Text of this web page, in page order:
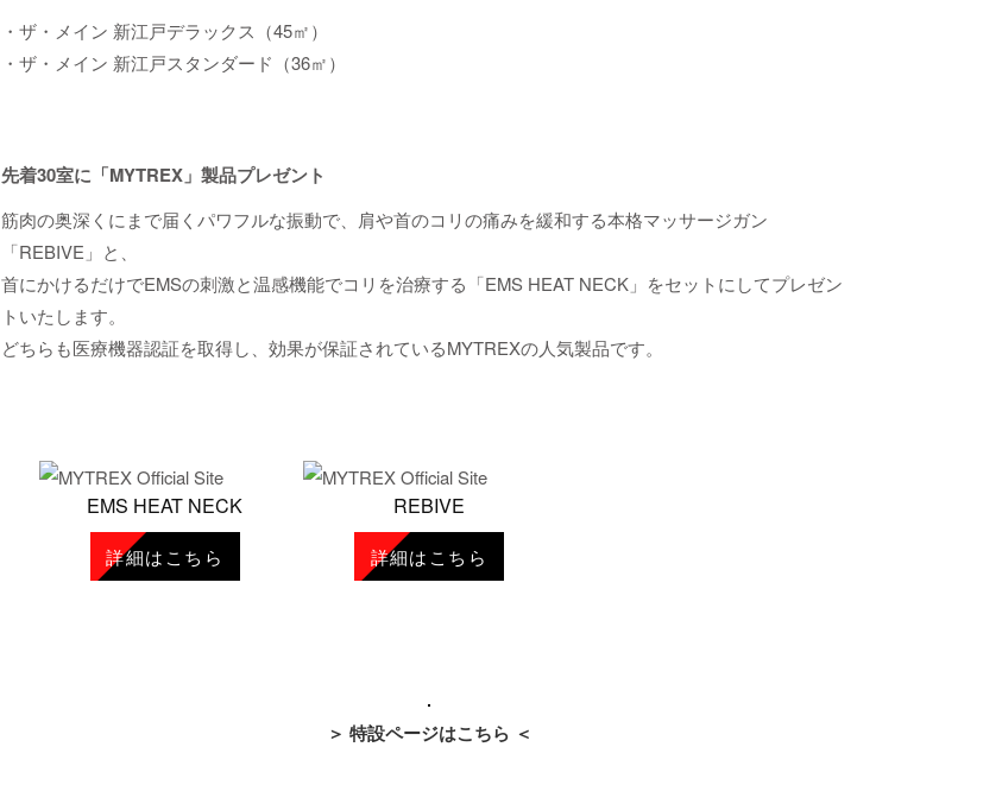
・ザ・メイン 新江戸デラックス（45㎡）
・ザ・メイン 新江戸スタンダード（36㎡）
先着30室に「MYTREX」製品プレゼント
筋肉の奥深くにまで届くパワフルな振動で、肩や首のコリの痛みを緩和する本格マッサージガン
「REBIVE」と、
首にかけるだけでEMSの刺激と温感機能でコリを治療する「EMS HEAT NECK」をセットにしてプレゼン
トいたします。
どちらも医療機器認証を取得し、効果が保証されているMYTREXの人気製品です。
EMS HEAT NECK
詳細はこちら
REBIVE
詳細はこちら
＞ 特設ページはこちら ＜